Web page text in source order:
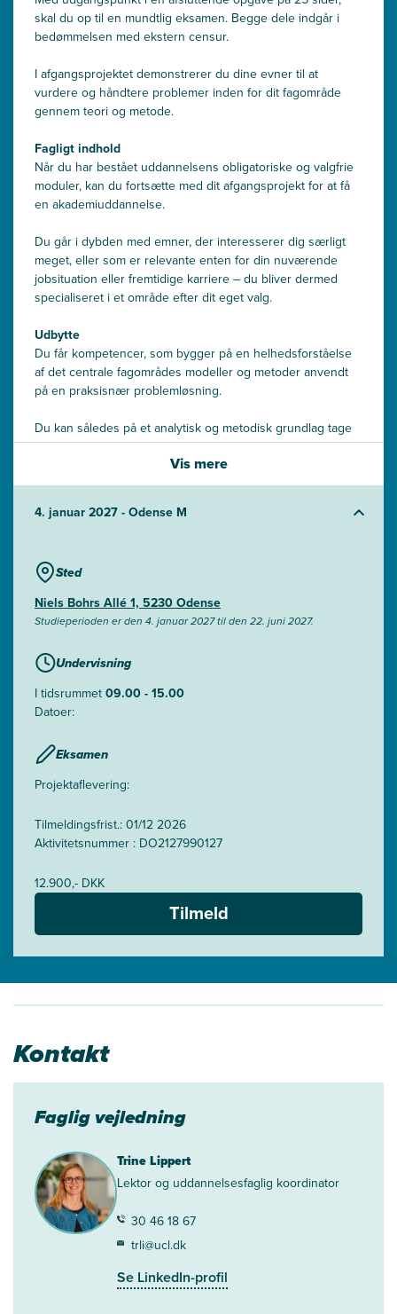
skal du op til en mundtlig eksamen. Begge dele indgår i
bedømmelsen med ekstern censur.
I afgangsprojektet demonstrerer du dine evner til at
vurdere og håndtere problemer inden for dit fagområde
gennem teori og metode.
Fagligt indhold
Når du har bestået uddannelsens obligatoriske og valgfrie
moduler, kan du fortsætte med dit afgangsprojekt for at få
en akademiuddannelse.
Du går i dybden med emner, der interesserer dig særligt
meget, eller som er relevante enten for din nuværende
jobsituation eller fremtidige karriere – du bliver dermed
specialiseret i et område efter dit eget valg.
Udbytte
Du får kompetencer, som bygger på en helhedsforståelse
af det centrale fagområdes modeller og metoder anvendt
på en praksisnær problemløsning.
Du kan således på et analytisk og metodisk grundlag tage
professionel del i forskellige praksisnære og komplekse
problemløsnings-processer.Vis mere
4. januar 2027 - Odense M
Sted
Niels Bohrs Allé 1, 5230 Odense
Studieperioden er den 4. januar 2027 til den 22. juni 2027.
Undervisning
I tidsrummet 09.00 - 15.00
Datoer:
Eksamen
Projektaflevering:
Tilmeldingsfrist.: 01/12 2026
Aktivitetsnummer : DO2127990127
12.900,- DKK
Tilmeld
Kontakt
Faglig vejledning
Trine Lippert
Lektor og uddannelsesfaglig koordinator
30 46 18 67
trli@ucl.dk
Se LinkedIn-profil